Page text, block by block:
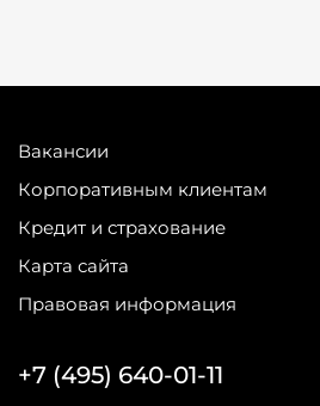
Вакансии
Корпоративным клиентам
Кредит и страхование
Карта сайта
Правовая информация
+7 (495) 640-01-11